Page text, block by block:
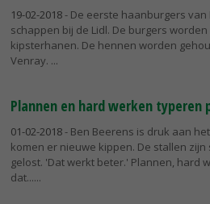
19-02-2018- De eerste haanburgers van
schappen bij de Lidl. De burgers
kipsterhanen. De hennen worden
Venray.
Plannen en hard werken typeren
01-02-2018- Ben Beerens is druk aan
komen er nieuwe kippen. De stallen
gelost. 'Dat werkt beter.' Plannen, hard
dat...